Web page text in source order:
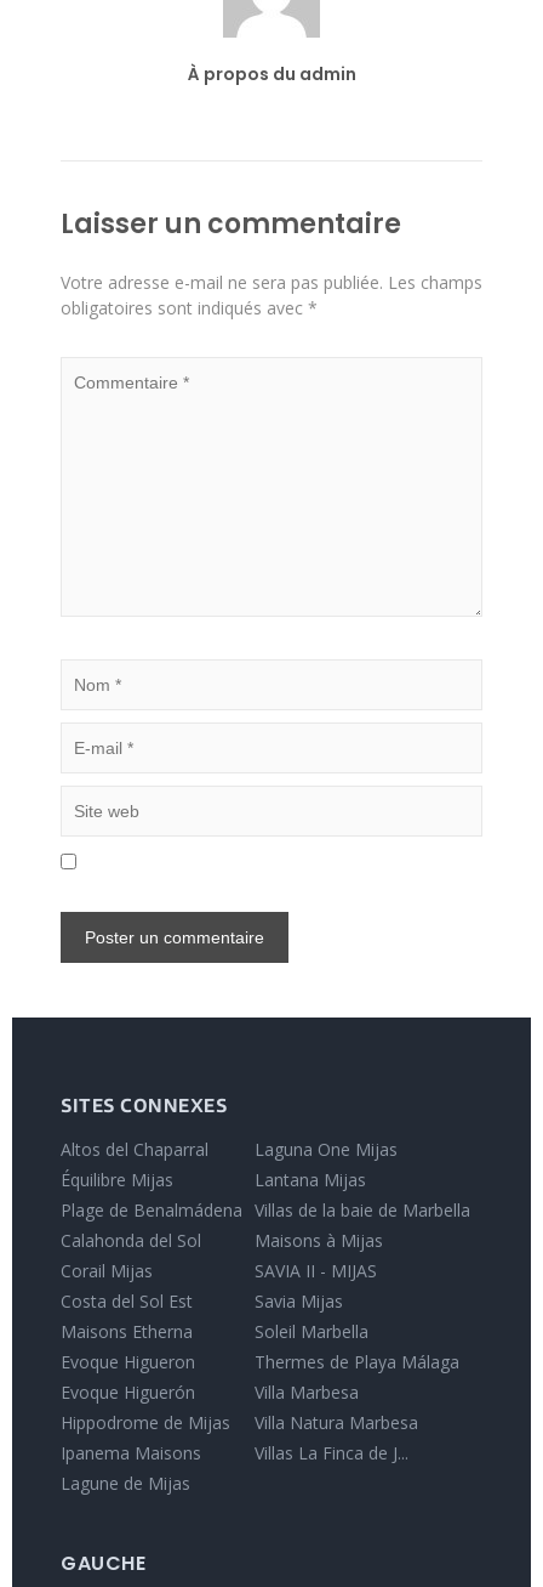
À propos du admin
Laisser un commentaire
Votre adresse e-mail ne sera pas publiée. Les champs
obligatoires sont indiqués avec *
SITES CONNEXES
Altos del Chaparral
Équilibre Mijas
Plage de Benalmádena
Calahonda del Sol
Corail Mijas
Costa del Sol Est
Maisons Etherna
Evoque Higueron
Evoque Higuerón
Hippodrome de Mijas
Ipanema Maisons
Lagune de Mijas
Laguna One Mijas
Lantana Mijas
Villas de la baie de Marbella
Maisons à Mijas
SAVIA II - MIJAS
Savia Mijas
Soleil Marbella
Thermes de Playa Málaga
Villa Marbesa
Villa Natura Marbesa
Villas La Finca de J...
GAUCHE